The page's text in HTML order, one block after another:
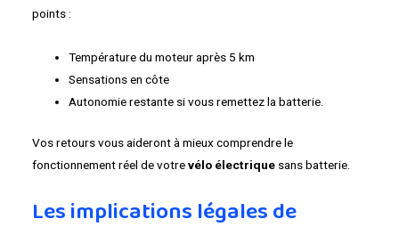
points :
Température du moteur après 5 km
Sensations en côte
Autonomie restante si vous remettez la batterie.
Vos retours vous aideront à mieux comprendre le
fonctionnement réel de votrevélo électriquesans batterie.
Les implications légales de